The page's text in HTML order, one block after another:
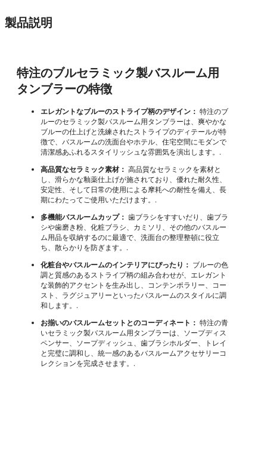
製品説明
特注のブルセラミック製バスルーム用
タンブラーの特徴
エレガントなブルーのストライプ柄のデザイン： 特注のブ
ルーのセラミック製バスルーム用タンブラーは、爽やかな
ブルーの仕上げと洗練されたストライプのディテールが特
徴で、バスルームの洗面台やホテル、住宅空間にモダンで
清潔感あふれるスタイリッシュな雰囲気を演出します。.
高品質なセラミック素材： 高品質なセラミックを素材と
し、滑らかな釉薬仕上げが施されており、優れた耐久性、
安定性、そして日常の使用による摩耗への耐性を備え、長
期にわたってご使用いただけます。.
多機能バスルームカップ： 歯ブラシをすすいだり、歯ブラ
シや歯磨き粉、化粧ブラシ、カミソリ、その他のバスルー
ム用品を収納するのに最適で、洗面台の整理整頓に役立
ち、散らかりを防ぎます。.
化粧台やバスルームのインテリアにぴったり： ブルーの色
調と質感のあるストライプ柄の組み合わせが、エレガント
な装飾的アクセントを生み出し、コンテンポラリー、コー
スト、ラグジュアリーといったバスルームのスタイルに調
和します。.
お揃いのバスルームセットとのコーディネート： 特注の青
いセラミック製バスルーム用タンブラーは、ソープディス
ペンサー、ソープディッシュ、歯ブラシホルダー、トレイ
と完璧に調和し、統一感のあるバスルームアクセサリーコ
レクションを完成させます。.